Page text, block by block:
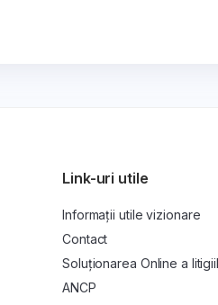
Link-uri utile
Informații utile vizionare
Contact
Soluționarea Online a
ANCP